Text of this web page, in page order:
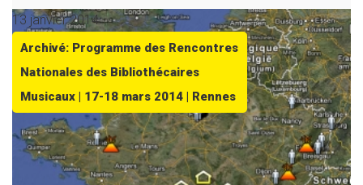
13 janvier 2014
Archivé: Programme des Rencontres
Nationales des Bibliothécaires
Musicaux | 17-18 mars 2014 | Rennes